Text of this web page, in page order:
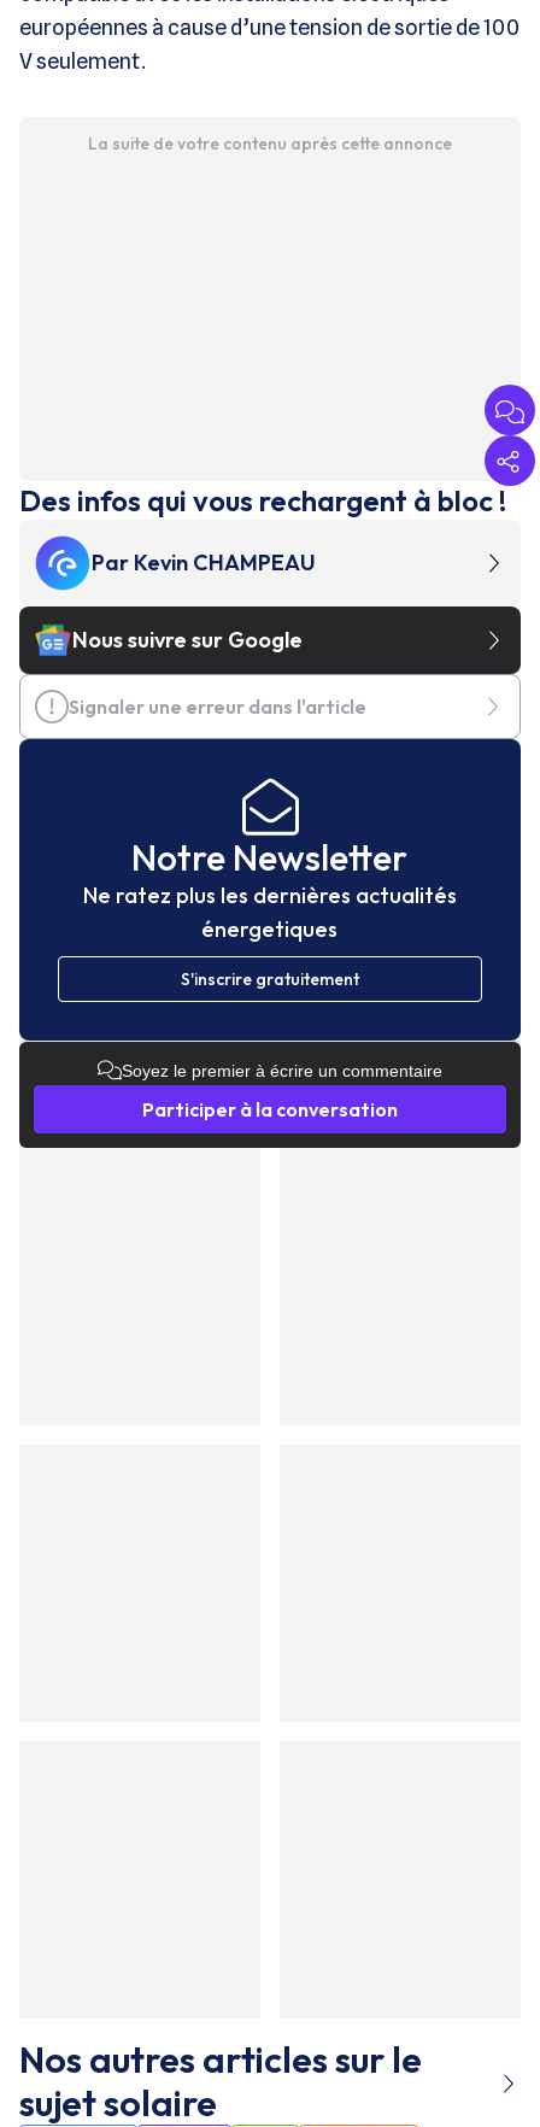
européennes à cause d’une tension de sortie de 100
V seulement.
La suite de votre contenu après cette annonce
Des infos qui vous rechargent à bloc !
Par Kevin CHAMPEAU
Nous suivre sur Google
Signaler une erreur dans l'article
Notre Newsletter
Ne ratez plus les dernières actualités
énergetiques
S'inscrire gratuitement
Soyez le premier à écrire un commentaire
Participer à la conversation
Nos autres articles sur le
sujetsolaire